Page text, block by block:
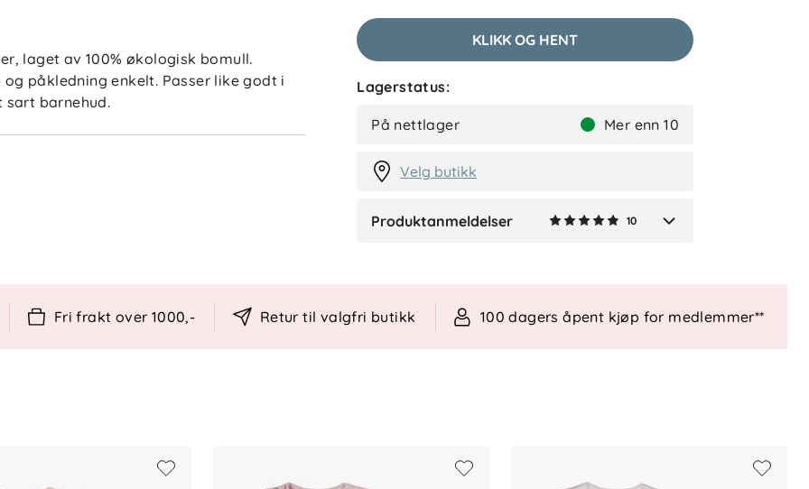
laget av 100% økologisk bomull.
påkledning enkelt. Passer like godt i
sart barnehud.
luft plagget ved behov. Dette forlenger
miljøet.
KLIKK OG HENT
Lagerstatus:
På nettlager Mer enn 10
Velg butikk
Produktanmeldelser 10
2 måneder siden
TJ
Fri frakt over 1000,- Retur til valgfri butikk 100 dagers åpent kjøp for medlemmer**